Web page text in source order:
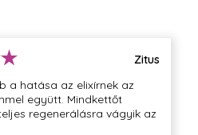
el kis
ezzel
Zitus
a hatása az elixírnek az
együtt. Mindkettőt
regenerálásra vágyik az